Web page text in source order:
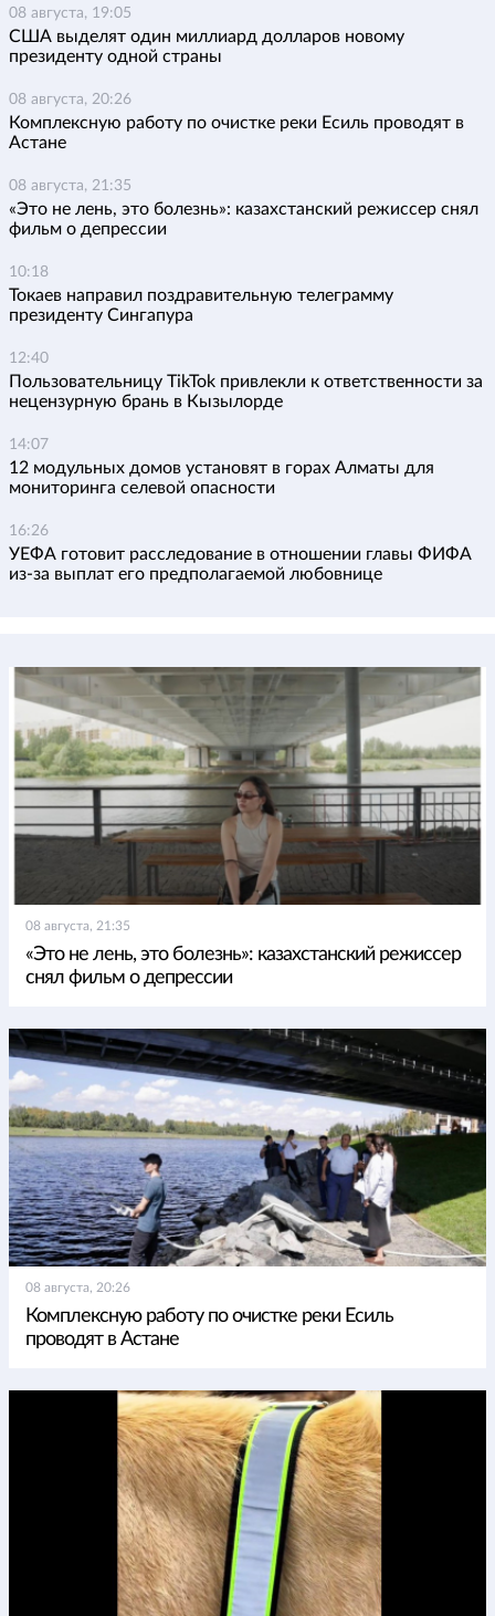
08 августа, 19:05
США выделят один миллиард долларов новому
президенту одной страны
08 августа, 20:26
Комплексную работу по очистке реки Есиль проводят в
Астане
08 августа, 21:35
«Это не лень, это болезнь»: казахстанский режиссер снял
фильм о депрессии
10:18
Токаев направил поздравительную телеграмму
президенту Сингапура
12:40
Пользовательницу TikTok привлекли к ответственности за
нецензурную брань в Кызылорде
14:07
12 модульных домов установят в горах Алматы для
мониторинга селевой опасности
16:26
УЕФА готовит расследование в отношении главы ФИФА
из-за выплат его предполагаемой любовнице
08 августа, 21:35
«Это не лень, это болезнь»: казахстанский режиссер
снял фильм о депрессии
08 августа, 20:26
Комплексную работу по очистке реки Есиль
проводят в Астане